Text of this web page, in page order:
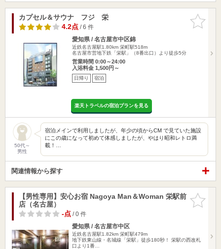
お気に入
りに追加
カプセル＆サウナ フジ 栄
4.2点/ 6 件
愛知県 / 名古屋市中区錦
近鉄名古屋駅1.80km 栄町駅518m
名古屋市営地下鉄「栄駅」（8番出口）より徒歩5分
営業時間 0:00～24:00
入浴料金 1,500円～
日帰り 宿泊
楽天トラベルの宿泊プランを見る
50代～
男性
宿泊メインで利用しましたが、年少の頃からCM で見ていた施設
にこの歳になって初めて体感しましたが、やはり昭和レトロ満
載！…
関連情報から探す
お気に入
りに追加
【男性専用】安心お宿 Nagoya Man＆Woman 栄駅前
店（名古屋）
-点/ 0 件
愛知県 / 名古屋市中区
近鉄名古屋駅1.82km 栄町駅479m
地下鉄東山線・名城線「栄駅」徒歩180秒！ 栄駅の西改札
口より1番…